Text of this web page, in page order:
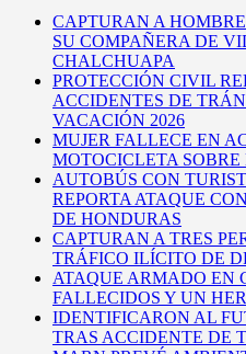
CAPTURAN A
SU COMPAÑERA DE
CHALCHUAPA
PROTECCIÓN CIVIL
ACCIDENTES DE
VACACIÓN 2026
MUJER FALLECE EN
MOTOCICLETA
AUTOBÚS CON
REPORTA ATAQUE
DE HONDURAS
CAPTURAN A TRES
TRÁFICO ILÍCITO DE
ATAQUE ARMADO EN
FALLECIDOS Y UN
IDENTIFICARON AL
TRAS ACCIDENTE DE